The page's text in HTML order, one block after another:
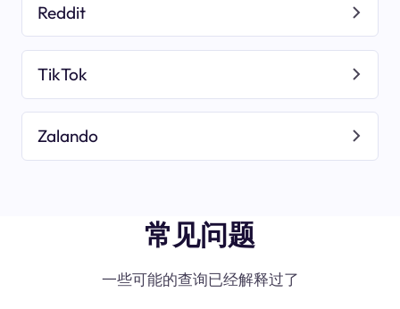
Reddit
TikTok
Zalando
常见问题
一些可能的查询已经解释过了